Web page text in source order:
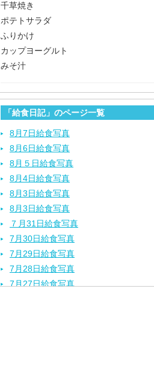
千草焼き
ポテトサラダ
ふりかけ
カップヨーグルト
みそ汁
「給食日記」のページ一覧
8月7日給食写真
8月6日給食写真
8月５日給食写真
8月4日給食写真
8月3日給食写真
8月3日給食写真
７月31日給食写真
7月30日給食写真
7月29日給食写真
7月28日給食写真
7月27日給食写真